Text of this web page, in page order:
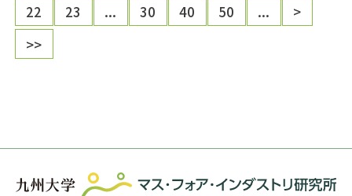
22
23 ... 30 40 50 ...
>
>>